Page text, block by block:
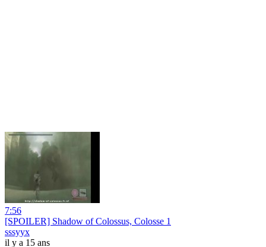
7:56
[SPOILER] Shadow of Colossus, Colosse 1
sssyyx
il y a 15 ans